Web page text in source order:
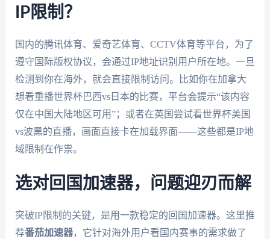
IP限制？
国内的腾讯体育、爱奇艺体育、CCTV体育等平台，为了
遵守国际版权协议，会通过IP地址识别用户所在地。一旦
检测到你在海外，就会直接限制访问。比如你在加拿大
想看重播世界杯巴西vs日本的比赛，平台会提示“该内容
仅在中国大陆地区可用”；或者在英国尝试看世界杯美国
vs波黑的直播，画面直接卡在加载界面——这些都是IP地
域限制在作祟。
选对回国加速器，问题迎刃而解
突破IP限制的关键，是用一款稳定的回国加速器。这里推
荐番茄加速器，它针对海外用户看国内赛事的需求做了